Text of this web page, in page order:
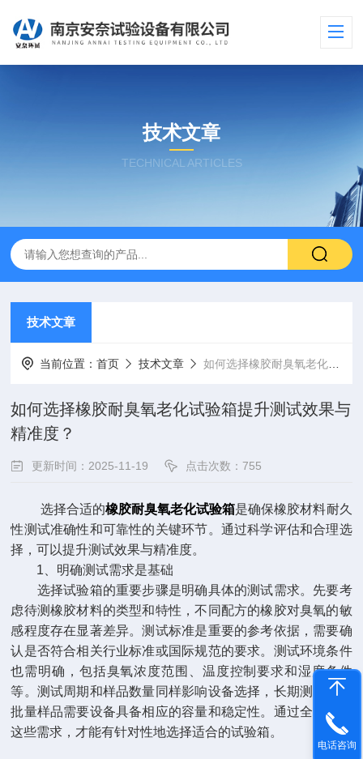
技术文章
TECHNICAL ARTICLES
技术文章
当前位置：首页 技术文章 如何选择橡胶耐臭氧老化试验箱提升测试效果与精准度？
如何选择橡胶耐臭氧老化试验箱提升测试效果与
精准度？
更新时间：2025-11-19 点击次数：755
选择合适的橡胶耐臭氧老化试验箱是确保橡胶材料耐久
性测试准确性和可靠性的关键环节。通过科学评估和合理选
择，可以提升测试效果与精准度。
1、明确测试需求是基础
选择试验箱的重要步骤是明确具体的测试需求。先要考
虑待测橡胶材料的类型和特性，不同配方的橡胶对臭氧的敏
感程度存在显著差异。测试标准是重要的参考依据，需要确
认是否符合相关行业标准或国际规范的要求。测试环境条件
也需明确，包括臭氧浓度范围、温度控制要求和湿度条件
等。测试周期和样品数量同样影响设备选择，长期测试或大
批量样品需要设备具备相应的容量和稳定性。通过全面分析
这些需求，才能有针对性地选择适合的试验箱。
电话咨询